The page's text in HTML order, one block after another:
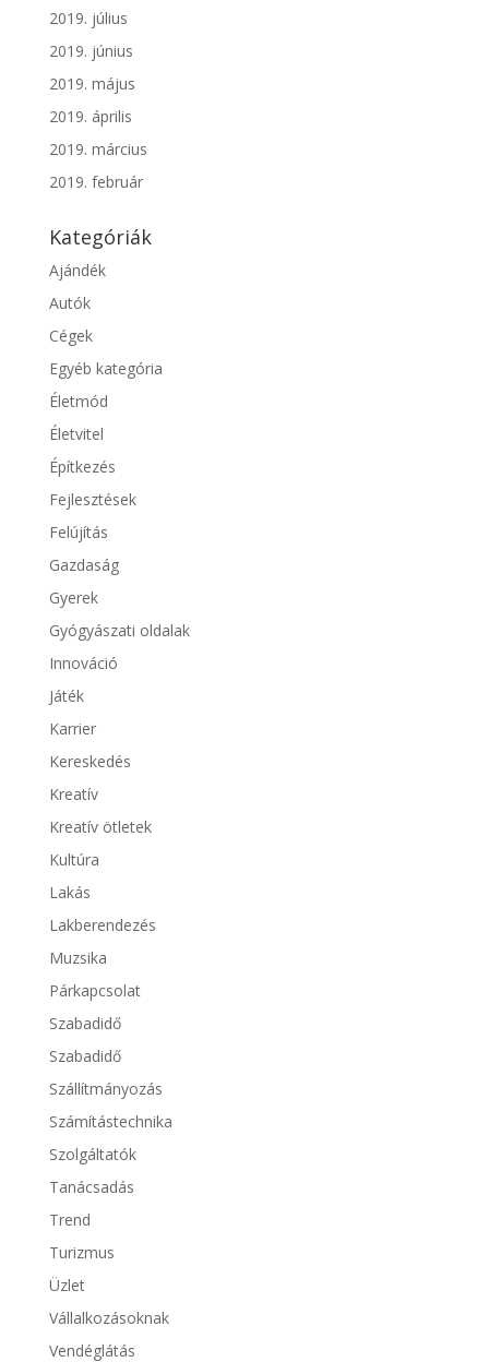
2019. július
2019. június
2019. május
2019. április
2019. március
2019. február
Kategóriák
Ajándék
Autók
Cégek
Egyéb kategória
Életmód
Életvitel
Építkezés
Fejlesztések
Felújítás
Gazdaság
Gyerek
Gyógyászati oldalak
Innováció
Játék
Karrier
Kereskedés
Kreatív
Kreatív ötletek
Kultúra
Lakás
Lakberendezés
Muzsika
Párkapcsolat
Szabadidő
Szabadidő
Szállítmányozás
Számítástechnika
Szolgáltatók
Tanácsadás
Trend
Turizmus
Üzlet
Vállalkozásoknak
Vendéglátás